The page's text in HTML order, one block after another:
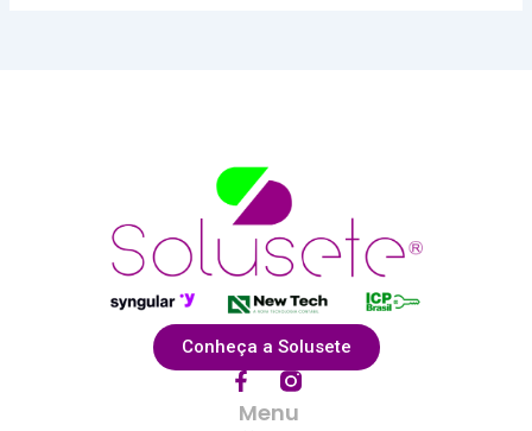
Conheça a Solusete
F
a
c
Menu